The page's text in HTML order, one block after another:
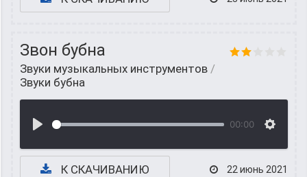
Звон бубна
Звуки музыкальных инструментов /
Звуки бубна
00:00
К СКАЧИВАНИЮ 22 июнь 2021